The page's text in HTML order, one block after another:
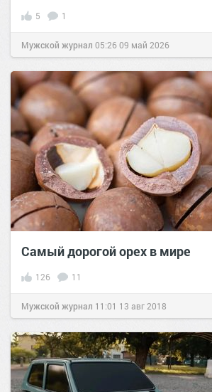
5 1
Мужской журнал 05:2609 май 2026
Самый дорогой орех в мире
126 11
Мужской журнал 11:01 13 авг 2018